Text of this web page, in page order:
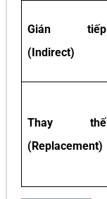
Gián tiếp
(Indirect)
Thay thế
(Replacement)